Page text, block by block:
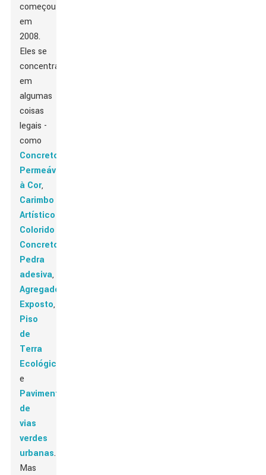
começou
em
2008.
Eles se
concentram
em
algumas
coisas
legais -
como
Concreto
Permeável
à Cor,
Carimbo
Artístico
Colorido
Concreto
Pedra
adesiva,
Agregado
Exposto,
Piso
de
Terra
Ecológico
e
Pavimentação
de
vias
verdes
urbanas.
Mas